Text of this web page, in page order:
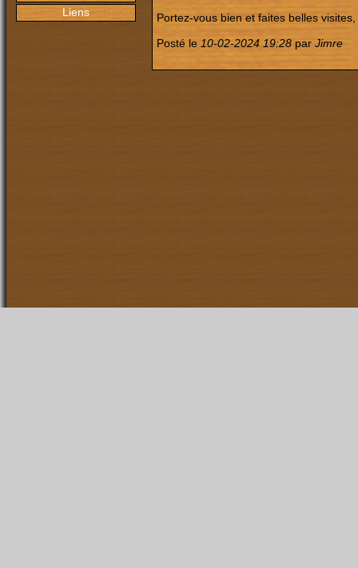
Liens
Portez-vous bien et faites belles
Posté le 10-02-2024 19:28 par Jimre